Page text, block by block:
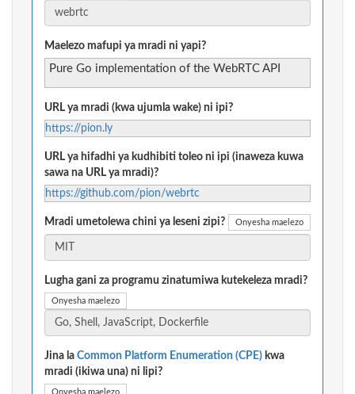
Maelezo mafupi ya mradi ni yapi?
Pure Go implementation of the WebRTC API
URL ya mradi (kwa ujumla wake) ni ipi?
https://pion.ly
URL ya hifadhi ya kudhibiti toleo ni ipi (inaweza kuwa
sawa na URL ya mradi)?
https://github.com/pion/webrtc
Mradi umetolewa chini ya leseni zipi? Onyesha maelezo
Lugha gani za programu zinatumiwa kutekeleza mradi?
Onyesha maelezo
Jina la Common Platform Enumeration (CPE) kwa
mradi (ikiwa una) ni lipi?